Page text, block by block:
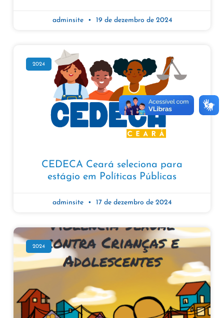
adminsite 19 de dezembro de 2024
2024
CEDECA Ceará seleciona para
estágio em Políticas Públicas
adminsite 17 de dezembro de 2024
2024